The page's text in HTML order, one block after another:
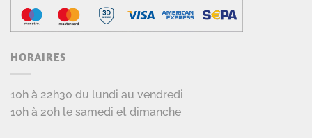
HORAIRES
10h à 22h30 du lundi au vendredi
10h à 20h le samedi et dimanche